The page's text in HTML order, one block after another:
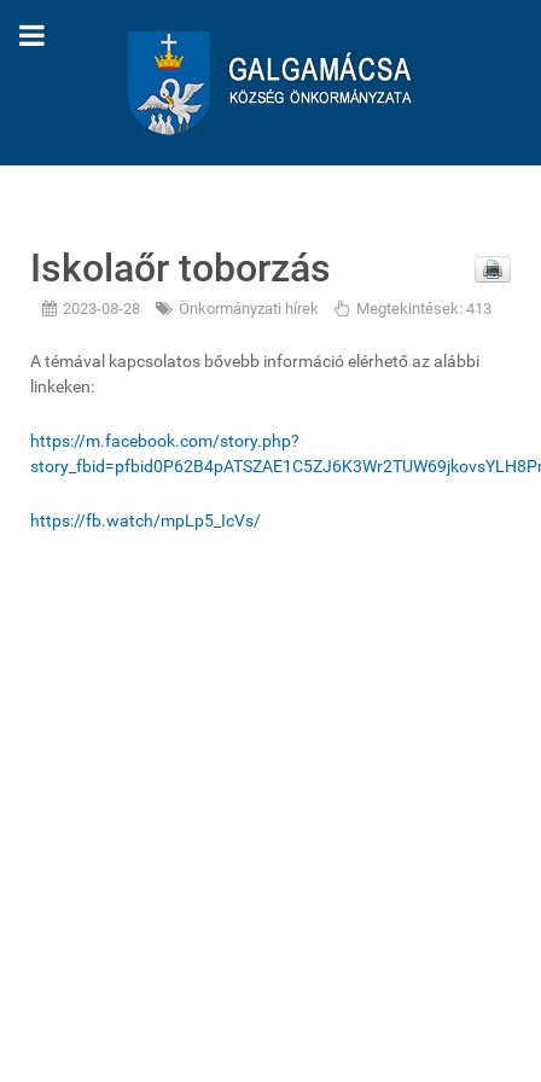
Iskolaőr toborzás
2023-08-28 Önkormányzati hírek Megtekintések: 413
A témával kapcsolatos bővebb információ elérhető az alábbi
linkeken:
https://m.facebook.com/story.php?
https://fb.watch/mpLp5_IcVs/